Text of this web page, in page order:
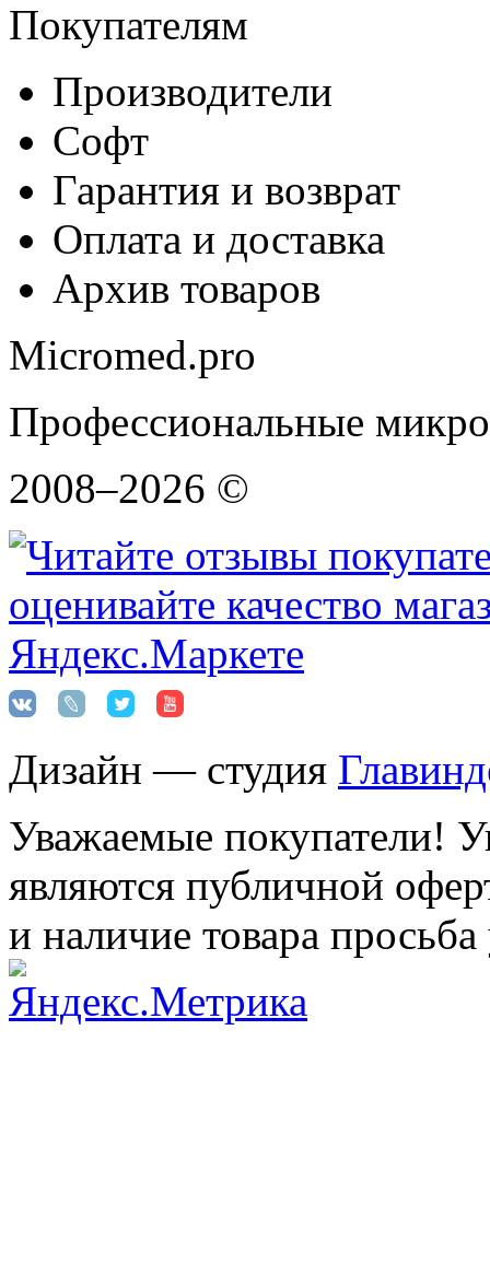
Покупателям
Производители
Софт
Гарантия и возврат
Оплата и доставка
Архив товаров
Micromed.pro
Профессиональные
2008–2026 ©
Дизайн — студия
Уважаемые покупатели!
являются публичной
и наличие товара